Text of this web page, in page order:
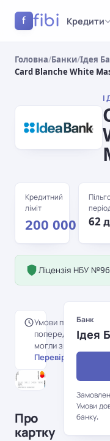
f fibi Кредити
Головна/Банки/Ідея
Card Blanche White
Кредитний
ліміт
200 000 грн
62
Ліцензія НБУ
Умови перенесені з
попередньої версії
могли змінитися.
Перевірити на
Про
картку
Банк
Ідея
Умови
банку.